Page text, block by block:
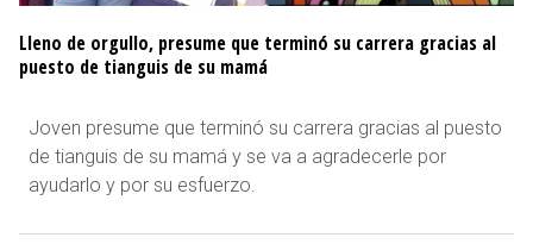
Lleno de orgullo, presume que terminó su carrera gracias al
puesto de tianguis de su mamá
Joven presume que terminó su carrera gracias al puesto
de tianguis de su mamá y se va a agradecerle por
ayudarlo y por su esfuerzo.